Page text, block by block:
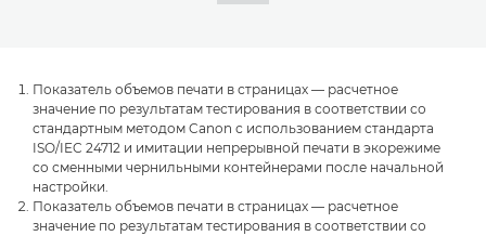
Показатель объемов печати в страницах — расчетное
значение по результатам тестирования в соответствии со
стандартным методом Canon с использованием стандарта
ISO/IEC 24712 и имитации непрерывной печати в экорежиме
со сменными чернильными контейнерами после начальной
настройки.
Показатель объемов печати в страницах — расчетное
значение по результатам тестирования в соответствии со